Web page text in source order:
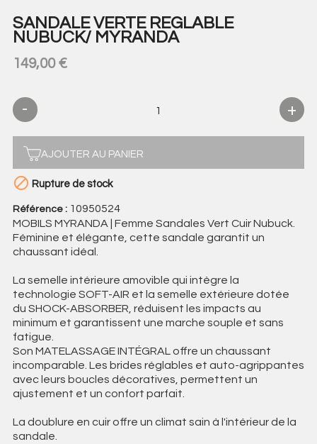
SANDALE VERTE REGLABLE
NUBUCK/ MYRANDA
149,00 €
AJOUTER AU PANIER
 Rupture de stock
Référence : 10950524
MOBILS MYRANDA | Femme Sandales Vert Cuir Nubuck.
Féminine et élégante, cette sandale garantit un
chaussant idéal.
La semelle intérieure amovible qui intègre la
technologie SOFT-AIR et la semelle extérieure dotée
du SHOCK-ABSORBER, réduisent les impacts au
minimum et garantissent une marche souple et sans
fatigue.
Son MATELASSAGE INTÉGRAL offre un chaussant
incomparable. Les brides réglables et auto-agrippantes
avec leurs boucles décoratives, permettent un
ajustement et un confort parfait.
La doublure en cuir offre un climat sain à l'intérieur de la
sandale.